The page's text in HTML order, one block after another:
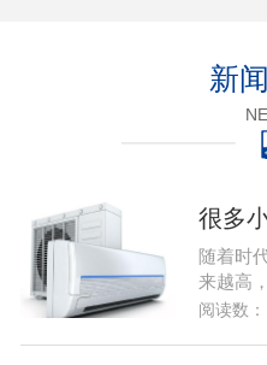
新
随着时
来越高
每个小
阅读数